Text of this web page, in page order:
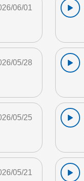
06/01
05/28
05/25
05/21